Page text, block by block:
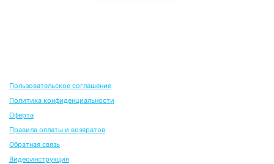
Пользовательское соглашение
Политика конфиденциальности
Оферта
Правила оплаты и возвратов
Обратная связь
Видеоинструкция